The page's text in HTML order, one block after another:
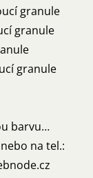
granule
granule
granule
barvu
na tel.: